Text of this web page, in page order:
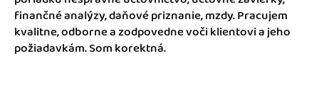
Spriatelení účtovníci
Katalóg doplnkov
Blog
finančné analýzy, daňové priznanie, mzdy. Pracujem
kvalitne, odborne a zodpovedne voči klientovi a jeho
požiadavkám. Som korektná.